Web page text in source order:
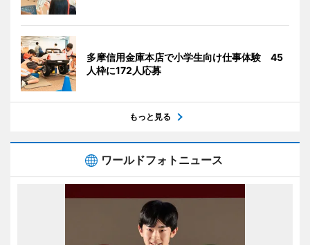
多摩信用金庫本店で小学生向け仕事体験 45
人枠に172人応募
もっと見る
ワールドフォトニュース